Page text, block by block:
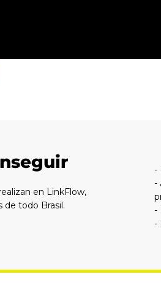
en LinkFlow,
de todo Brasil.
-
-
-
-